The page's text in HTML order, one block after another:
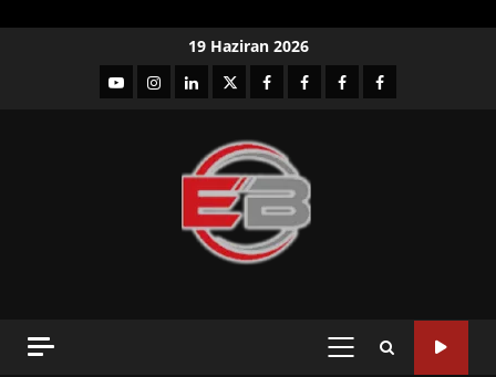
19 Haziran 2026
YouTubeInstagram
LinkedIntwitterfacebook-Facebook-
Facebook-Facebook-
PRIMARY